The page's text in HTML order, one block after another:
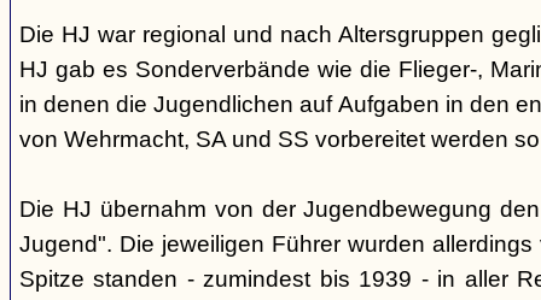
Die HJ war regional und nach Altersgruppen
HJ gab es Sonderverbände wie die Flieger-,
in denen die Jugendlichen auf Aufgaben in den
von Wehrmacht, SA und SS vorbereitet werden
Die HJ übernahm von der Jugendbewegung
Jugend". Die jeweiligen Führer wurden
Spitze standen - zumindest bis 1939 - in aller